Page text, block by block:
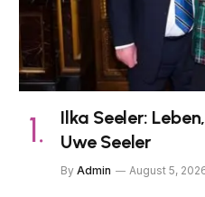
Ilka Seeler:
Uwe Seeler
By Admin August 5,